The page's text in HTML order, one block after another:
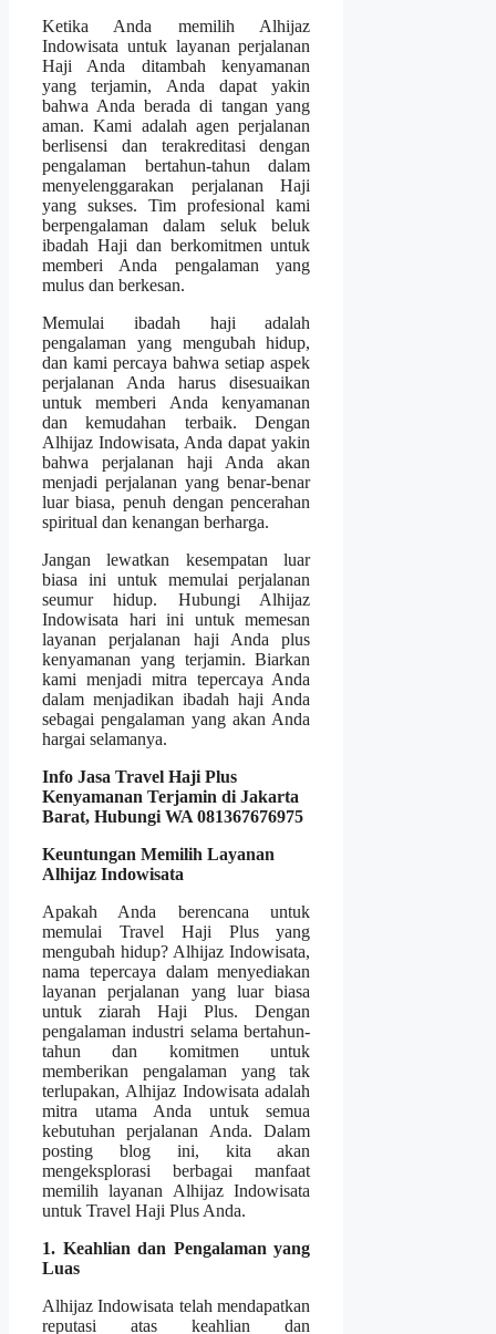
Ketika Anda memilih Alhijaz
Indowisata untuk layanan perjalanan
Haji Anda ditambah kenyamanan
yang terjamin, Anda dapat yakin
bahwa Anda berada di tangan yang
aman. Kami adalah agen perjalanan
berlisensi dan terakreditasi dengan
pengalaman bertahun-tahun dalam
menyelenggarakan perjalanan Haji
yang sukses. Tim profesional kami
berpengalaman dalam seluk beluk
ibadah Haji dan berkomitmen untuk
memberi Anda pengalaman yang
mulus dan berkesan.
Memulai ibadah haji adalah
pengalaman yang mengubah hidup,
dan kami percaya bahwa setiap aspek
perjalanan Anda harus disesuaikan
untuk memberi Anda kenyamanan
dan kemudahan terbaik. Dengan
Alhijaz Indowisata, Anda dapat yakin
bahwa perjalanan haji Anda akan
menjadi perjalanan yang benar-benar
luar biasa, penuh dengan pencerahan
spiritual dan kenangan berharga.
Jangan lewatkan kesempatan luar
biasa ini untuk memulai perjalanan
seumur hidup. Hubungi Alhijaz
Indowisata hari ini untuk memesan
layanan perjalanan haji Anda plus
kenyamanan yang terjamin. Biarkan
kami menjadi mitra tepercaya Anda
dalam menjadikan ibadah haji Anda
sebagai pengalaman yang akan Anda
hargai selamanya.
Info Jasa Travel Haji Plus
Kenyamanan Terjamin di Jakarta
Barat, Hubungi WA 081367676975
Keuntungan Memilih Layanan
Alhijaz Indowisata
Apakah Anda berencana untuk
memulai Travel Haji Plus yang
mengubah hidup? Alhijaz Indowisata,
nama tepercaya dalam menyediakan
layanan perjalanan yang luar biasa
untuk ziarah Haji Plus. Dengan
pengalaman industri selama bertahun-
tahun dan komitmen untuk
memberikan pengalaman yang tak
terlupakan, Alhijaz Indowisata adalah
mitra utama Anda untuk semua
kebutuhan perjalanan Anda. Dalam
posting blog ini, kita akan
mengeksplorasi berbagai manfaat
memilih layanan Alhijaz Indowisata
untuk Travel Haji Plus Anda.
1. Keahlian dan Pengalaman yang
Luas
Alhijaz Indowisata telah mendapatkan
reputasi atas keahlian dan